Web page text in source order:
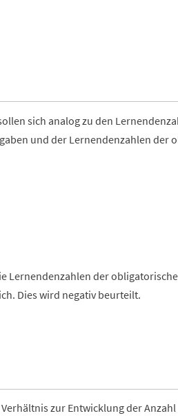
sich analog zu den
und der Lernendenzahlen der
Lernendenzahlen der
Dies wird negativ beurteilt.
zur Entwicklung der